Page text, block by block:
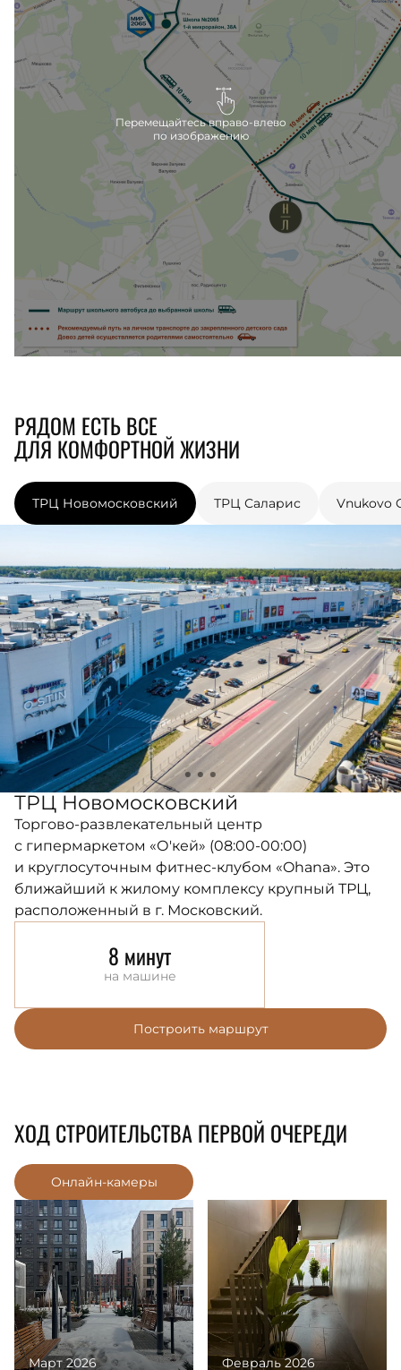
Ближайшие детские сады расположены в 10
минутах езды на машине, вблизи метро Филатов
луг.
Перемещайтесь вправо-влево
по изображению
РЯДОМ ЕСТЬ ВСЕ
ДЛЯ КОМФОРТНОЙ ЖИЗНИ
ТРЦ Новомосковский ТРЦ Саларис Vnukovo
ТРЦ Новомосковский
Торгово-развлекательный центр
с гипермаркетом «О'кей» (08:00-00:00)
и круглосуточным фитнес-клубом «Ohana». Это
ближайший к жилому комплексу крупный ТРЦ,
расположенный в г. Московский.
8 минут
на машине
Построить маршрут
ХОД СТРОИТЕЛЬСТВА ПЕРВОЙ ОЧЕРЕДИ
Онлайн-камеры
Март 2026 Февраль 2026